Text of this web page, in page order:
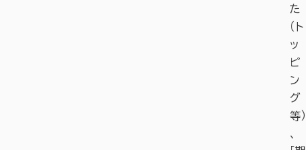
た
（ト
ッ
ピ
ン
グ
等）
、